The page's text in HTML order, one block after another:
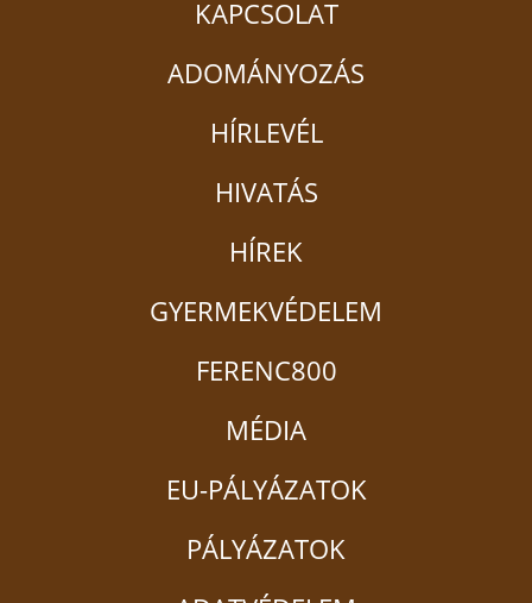
KAPCSOLAT
ADOMÁNYOZÁS
HÍRLEVÉL
HIVATÁS
HÍREK
GYERMEKVÉDELEM
FERENC800
MÉDIA
EU-PÁLYÁZATOK
PÁLYÁZATOK